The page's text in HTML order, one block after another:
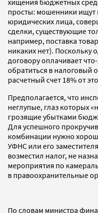
просты: мошенники ищут
юридических лица,
сделки, существующие
например, поставка
никаких нет). Поскольку
договору оплачивает
обратиться в налоговый
расчетный счет 18% от
Предполагается, что
неглупые, глаз которых
грозящие убытками
Для успешного
комбинации нужно
УФНС или его
возместил налог, не
мероприятия по
в правоохранительные
По словам министра